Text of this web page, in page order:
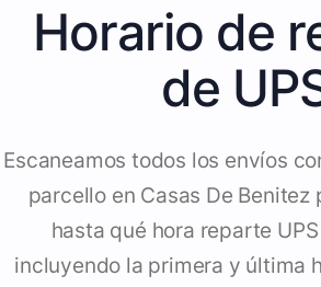
Horario de
de
Escaneamos todos los envíos
parcello en Casas De
hasta qué hora reparte
incluyendo la primera y última